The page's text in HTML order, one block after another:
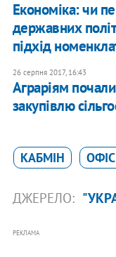
Економіка: чи
державних
підхід
26 серпня 2017, 16:43
Аграріям
закупівлю
КАБМІН
ДЖЕРЕЛО:
РЕКЛАМА